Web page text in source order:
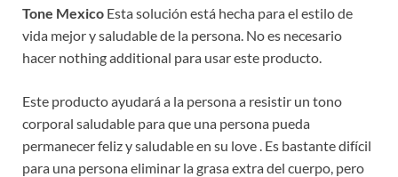
Tone Mexico Esta solución está hecha para el estilo de
vida mejor y saludable de la persona. No es necesario
hacer nothing additional para usar este producto.
Este producto ayudará a la persona a resistir un tono
corporal saludable para que una persona pueda
permanecer feliz y saludable en su love . Es bastante difícil
para una persona eliminar la grasa extra del cuerpo, pero